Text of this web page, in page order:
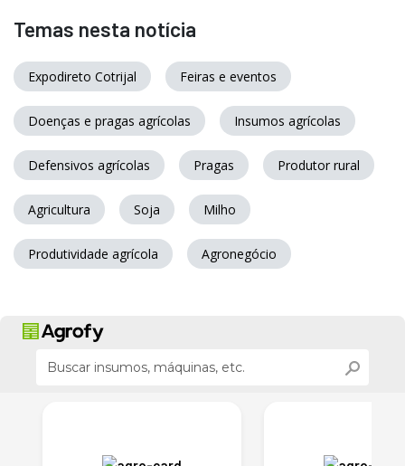
Temas nesta notícia
Expodireto Cotrijal Feiras e eventos
Doenças e pragas agrícolas Insumos agrícolas
Defensivos agrícolas Pragas Produtor rural
Agricultura Soja Milho
Produtividade agrícola Agronegócio